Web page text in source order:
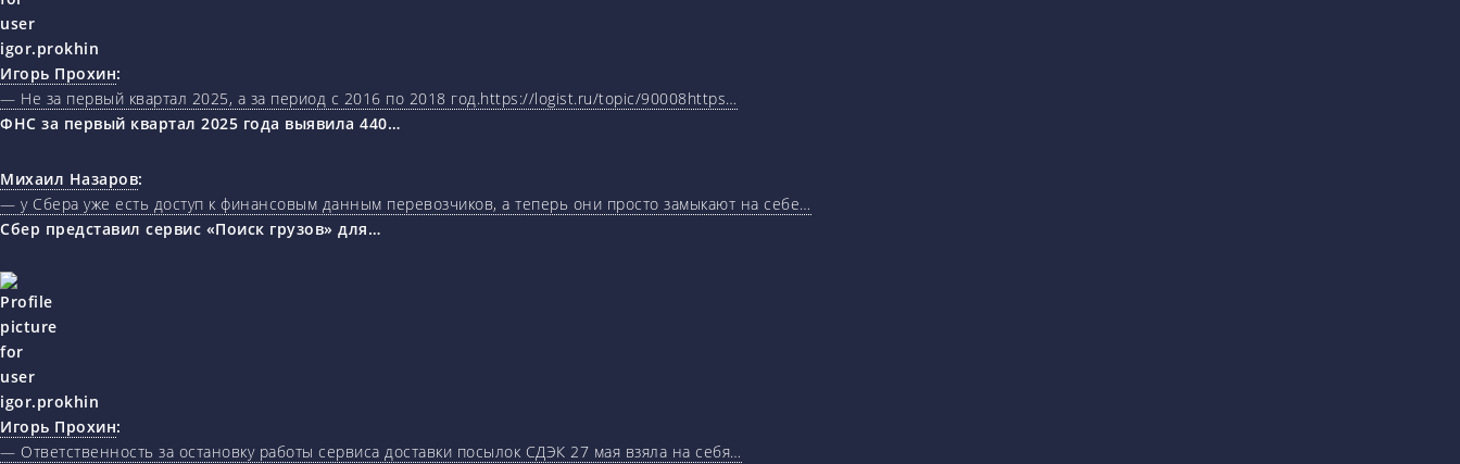
Игорь Прохин:
— Не за первый квартал 2025, а за период с 2016 по 2018 год.https://logist.ru/topic/90008https…
ФНС за первый квартал 2025 года выявила 440…
Михаил Назаров:
— у Сбера уже есть доступ к финансовым данным перевозчиков, а теперь они просто замыкают на себе…
Сбер представил сервис «Поиск грузов» для…
Игорь Прохин:
— Ответственность за остановку работы сервиса доставки посылок СДЭК 27 мая взяла на себя…